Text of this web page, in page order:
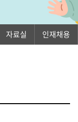
자료실 인재채용